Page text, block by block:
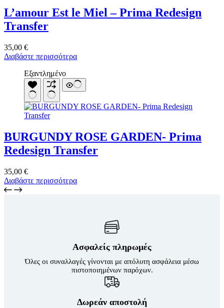
L’amour Est le Miel – Prima Redesign
Transfer
35,00 €
Διαβάστε περισσότερα
Εξαντλημένο
BURGUNDY ROSE GARDEN- Prima
Redesign Transfer
35,00 €
Διαβάστε περισσότερα
Ασφαλείς πληρωμές
Όλες οι συναλλαγές γίνονται με απόλυτη ασφάλεια μέσω
πιστοποιημένων παρόχων.
Δωρεάν αποστολή